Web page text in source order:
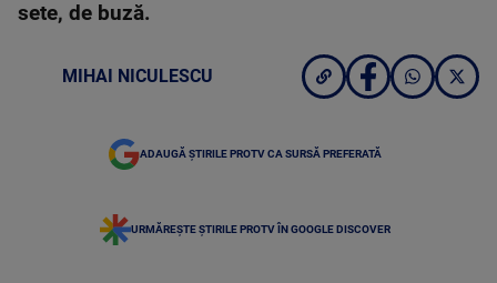
sete, de buză.
MIHAI NICULESCU
ADAUGĂ ȘTIRILE PROTV CA SURSĂ PREFERATĂ
URMĂREȘTE ȘTIRILE PROTV ÎN GOOGLE DISCOVER